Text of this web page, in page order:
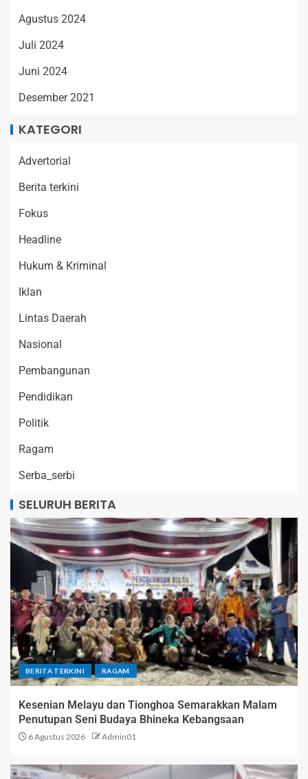
Agustus 2024
Juli 2024
Juni 2024
Desember 2021
KATEGORI
Advertorial
Berita terkini
Fokus
Headline
Hukum & Kriminal
Iklan
Lintas Daerah
Nasional
Pembangunan
Pendidikan
Politik
Ragam
Serba_serbi
SELURUH BERITA
BERITA TERKINI RAGAM
Kesenian Melayu dan Tionghoa Semarakkan Malam
Penutupan Seni Budaya Bhineka Kebangsaan
6 Agustus 2026 Admin01